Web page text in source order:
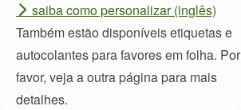
saiba como personalizar (inglês)
Também estão disponíveis etiquetas e
autocolantes para favores em folha. Por
favor, veja a outra página para mais
detalhes.